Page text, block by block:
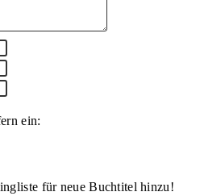
ein:
für neue Buchtitel hinzu!